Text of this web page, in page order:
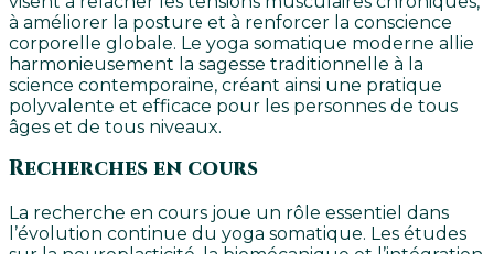
à améliorer la posture et à renforcer la conscience
corporelle globale. Le yoga somatique moderne allie
harmonieusement la sagesse traditionnelle à la
science contemporaine, créant ainsi une pratique
polyvalente et efficace pour les personnes de tous
âges et de tous niveaux.
Recherches en cours
La recherche en cours joue un rôle essentiel dans
l’évolution continue du yoga somatique. Les études